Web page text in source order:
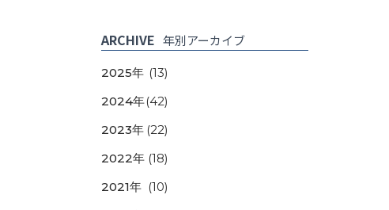
ARCHIVE 年別アーカイブ
2025年 (13)
2024年(42)
2023年 (22)
2022年 (18)
2021年 (10)